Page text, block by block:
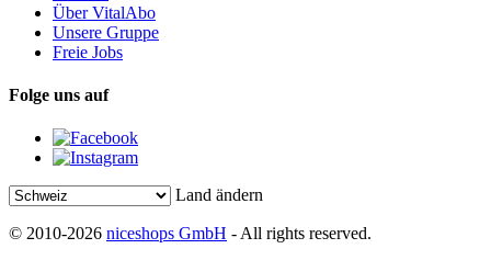
Über VitalAbo
Unsere Gruppe
Freie Jobs
Folge uns auf
Land ändern
© 2010-2026 niceshops GmbH - All rights reserved.